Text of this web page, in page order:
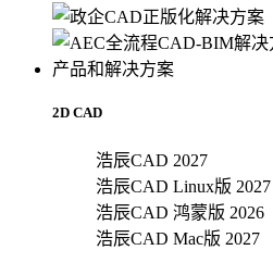
产品和解决方案
2D CAD
浩辰CAD 2027
浩辰CAD Linux版 2027
浩辰CAD 鸿蒙版 2026
浩辰CAD Mac版 2027